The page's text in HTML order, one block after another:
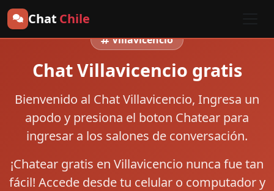
Chat Chile
Villavicencio
Chat Villavicencio gratis
Bienvenido al Chat Villavicencio, Ingresa un
apodo y presiona el boton Chatear para
ingresar a los salones de conversación.
¡Chatear gratis en Villavicencio nunca fue tan
fácil! Accede desde tu celular o computador y